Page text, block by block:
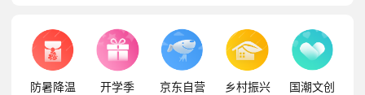
防暑降温 开学季 京东自营 乡村振兴 国潮文创